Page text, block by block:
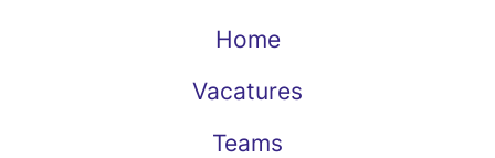
Home
Vacatures
Teams